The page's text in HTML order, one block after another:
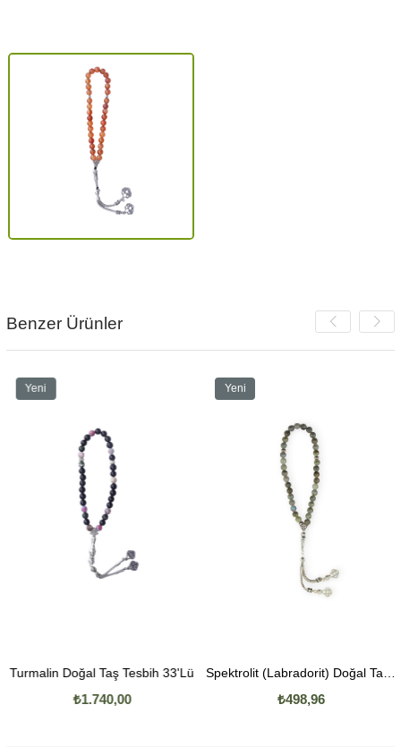
Benzer Ürünler
Turmalin Doğal Taş Tesbih 33'Lü
₺1.740,00
Yeni
Spektrolit (Labradorit) Doğal Taş Tesbih 33'Lü
₺498,96
Yeni